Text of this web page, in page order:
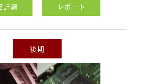
詳細 レポート
後期